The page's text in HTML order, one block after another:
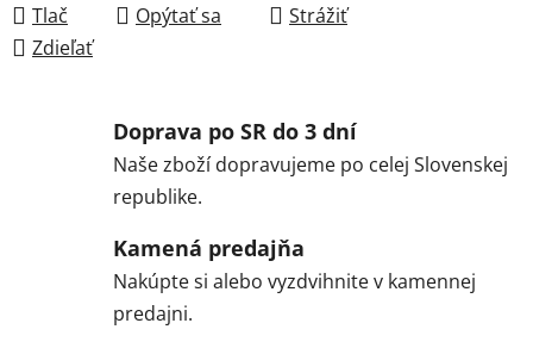
Tlač
Opýtať sa
Strážiť
Zdieľať
Doprava po SR do 3 dní
Naše zboží dopravujeme po celej Slovenskej
republike.
Kamená predajňa
Nakúpte si alebo vyzdvihnite v kamennej
predajni.